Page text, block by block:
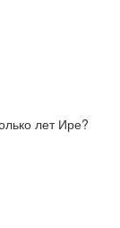
лет Ире?